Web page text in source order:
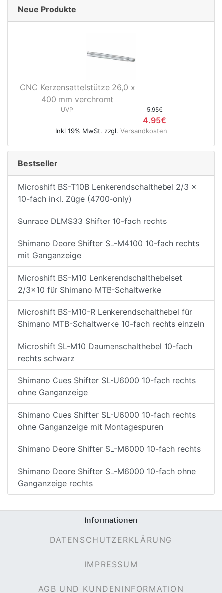
Neue Produkte
CNC Kerzensattelstütze 26,0 x
400 mm verchromt
UVP 5.95€
4.95€
Inkl 19% MwSt. zzgl. Versandkosten
Bestseller
Microshift BS-T10B Lenkerendschalthebel 2/3 x
10-fach inkl. Züge (4700-only)
Sunrace DLMS33 Shifter 10-fach rechts
Shimano Deore Shifter SL-M4100 10-fach rechts
mit Ganganzeige
Microshift BS-M10 Lenkerendschalthebelset
2/3x10 für Shimano MTB-Schaltwerke
Microshift BS-M10-R Lenkerendschalthebel für
Shimano MTB-Schaltwerke 10-fach rechts einzeln
Microshift SL-M10 Daumenschalthebel 10-fach
rechts schwarz
Shimano Cues Shifter SL-U6000 10-fach rechts
ohne Ganganzeige
Shimano Cues Shifter SL-U6000 10-fach rechts
ohne Ganganzeige mit Montagespuren
Shimano Deore Shifter SL-M6000 10-fach rechts
Shimano Deore Shifter SL-M6000 10-fach ohne
Ganganzeige rechts
Informationen
DATENSCHUTZERKLÄRUNG
IMPRESSUM
AGB UND KUNDENINFORMATION